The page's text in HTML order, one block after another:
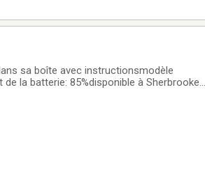
sa boîte avec instructionsmodèle
à Sherbrooke